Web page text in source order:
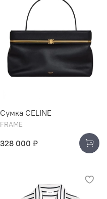
Сумка CELINE
FRAME
328 000 ₽